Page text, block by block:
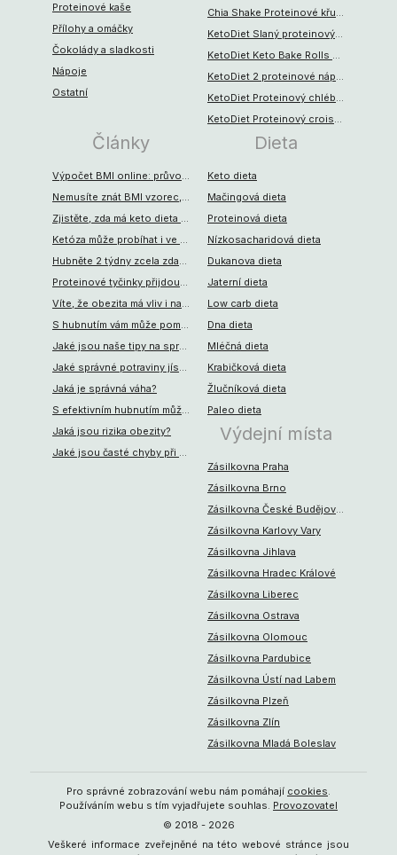
Proteinové kaše
Přílohy a omáčky
Čokolády a sladkosti
Nápoje
Ostatní
Chia Shake Proteinové křupky 150g
KetoDiet Slaný proteinový croissant – cereální (1 ks – 1 porce)
KetoDiet Keto Bake Rolls s parmezánem (50 g)
KetoDiet 2 proteinové nápoje + balení croissantů
KetoDiet Proteinový chléb – s mrkví (250 g)
KetoDiet Proteinový croissant – máslová příchuť (2 ks – 1 porce)
Články
Výpočet BMI online: průvodce pro trenéry, sportovce a všechny, kdo dbají o zdraví
Nemusíte znát BMI vzorec, abyste si spočítali, jak je na tom vaše váha
Zjistěte, zda má keto dieta rizika, a pokud ano, jaká to jsou
Ketóza může probíhat i ve vašem těle. Poradíme, co musíte jíst
Hubněte 2 týdny zcela zdarma. S jídlem na každý den od KetoMixu
Proteinové tyčinky přijdou vhod při dietě, i při sportu
Víte, že obezita má vliv i na vaši psychickou stránku? Jaké to jsou
S hubnutím vám může pomoci také odborník. Jak?
Jaké jsou naše tipy na správné hubnutí?
Jaké správné potraviny jíst při hubnutí?
Jaká je správná váha?
S efektivním hubnutím může pomoci spalovač tuků
Jaká jsou rizika obezity?
Jaké jsou časté chyby při hubnutí?
Dieta
Keto dieta
Mačingová dieta
Proteinová dieta
Nízkosacharidová dieta
Dukanova dieta
Jaterní dieta
Low carb dieta
Dna dieta
Mléčná dieta
Krabičková dieta
Žlučníková dieta
Paleo dieta
Výdejní místa
Zásilkovna Praha
Zásilkovna Brno
Zásilkovna České Budějovice
Zásilkovna Karlovy Vary
Zásilkovna Jihlava
Zásilkovna Hradec Králové
Zásilkovna Liberec
Zásilkovna Ostrava
Zásilkovna Olomouc
Zásilkovna Pardubice
Zásilkovna Ústí nad Labem
Zásilkovna Plzeň
Zásilkovna Zlín
Zásilkovna Mladá Boleslav
Pro správné zobrazování webu nám pomáhají cookies.
Používáním webu s tím vyjadřujete souhlas. Provozovatel
© 2018 - 2026
Veškeré informace zveřejněné na této webové stránce jsou